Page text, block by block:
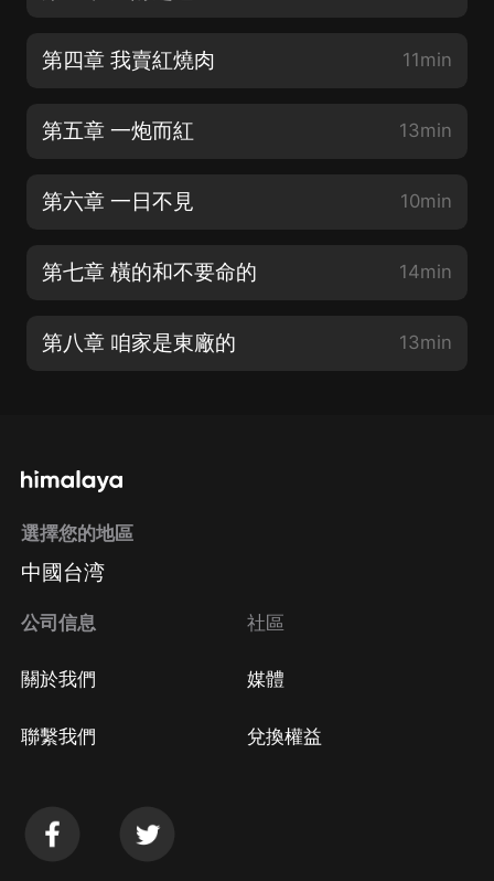
第四章 我賣紅燒肉 11min
第五章 一炮而紅 13min
第六章 一日不見 10min
第七章 橫的和不要命的 14min
第八章 咱家是東廠的 13min
選擇您的地區
中國台湾
公司信息
關於我們
聯繫我們
社區
媒體
兌換權益